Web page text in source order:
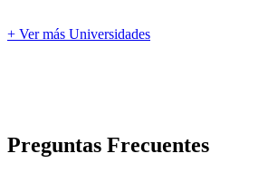
+ Ver más Universidades
Preguntas Frecuentes